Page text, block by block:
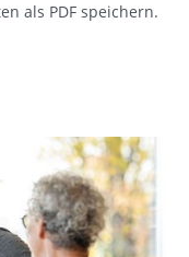
als PDF speichern.